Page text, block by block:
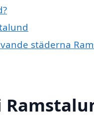
städerna